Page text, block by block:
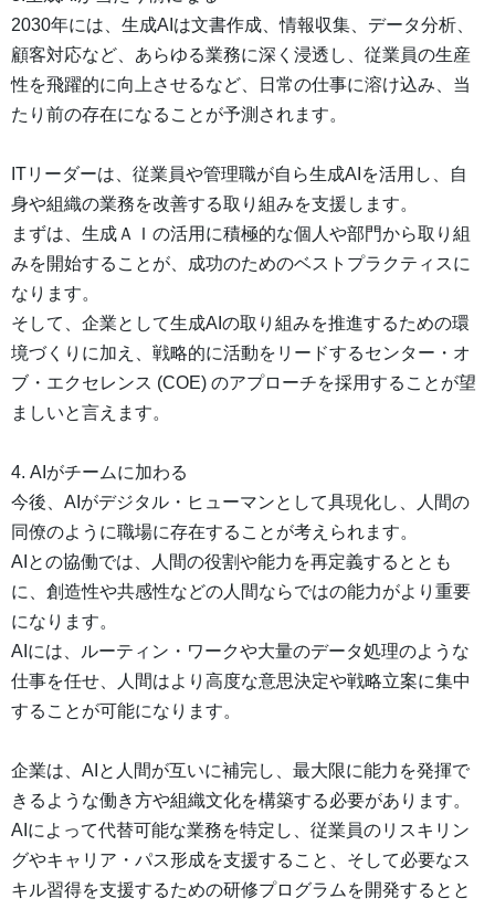
2030年には、生成AIは文書作成、情報収集、データ分析、
顧客対応など、あらゆる業務に深く浸透し、従業員の生産
性を飛躍的に向上させるなど、日常の仕事に溶け込み、当
たり前の存在になることが予測されます。
ITリーダーは、従業員や管理職が自ら生成AIを活用し、自
身や組織の業務を改善する取り組みを支援します。
まずは、生成ＡＩの活用に積極的な個人や部門から取り組
みを開始することが、成功のためのベストプラクティスに
なります。
そして、企業として生成AIの取り組みを推進するための環
境づくりに加え、戦略的に活動をリードするセンター・オ
ブ・エクセレンス (COE) のアプローチを採用することが望
ましいと言えます。
4. AIがチームに加わる
今後、AIがデジタル・ヒューマンとして具現化し、人間の
同僚のように職場に存在することが考えられます。
AIとの協働では、人間の役割や能力を再定義するととも
に、創造性や共感性などの人間ならではの能力がより重要
になります。
AIには、ルーティン・ワークや大量のデータ処理のような
仕事を任せ、人間はより高度な意思決定や戦略立案に集中
することが可能になります。
企業は、AIと人間が互いに補完し、最大限に能力を発揮で
きるような働き方や組織文化を構築する必要があります。
AIによって代替可能な業務を特定し、従業員のリスキリン
グやキャリア・パス形成を支援すること、そして必要なス
キル習得を支援するための研修プログラムを開発するとと